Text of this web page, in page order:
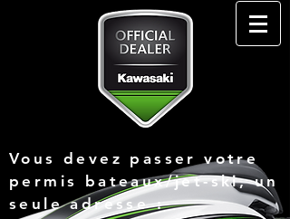
Vous devez passer votre
permis bateaux/jet-ski, un
seule adresse :